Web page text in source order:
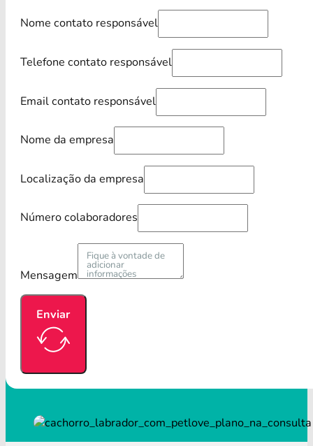
Nome contato responsável
Telefone contato responsável
Email contato responsável
Nome da empresa
Localização da empresa
Número colaboradores
Mensagem
Enviar